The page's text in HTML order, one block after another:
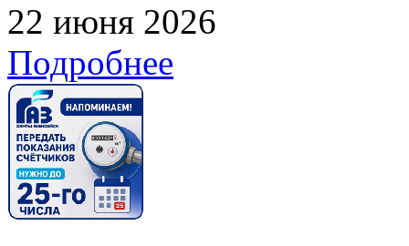
22 июня 2026
Подробнее